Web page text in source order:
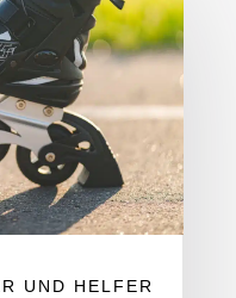
UND HELFER